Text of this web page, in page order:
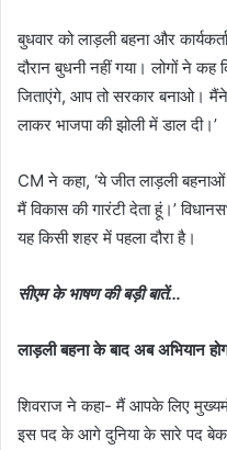
बुधवार को लाड़ली बहना और
दौरान बुधनी नहीं गया। लोगों ने कह
जिताएंगे, आप तो सरकार बनाओ।
लाकर भाजपा की झोली में डाल दी।’
CM ने कहा, ‘ये जीत लाड़ली बहनाओं
मैं विकास की गारंटी देता हूं।’
यह किसी शहर में पहला दौरा है।
सीएम के भाषण की बड़ी बातें…
लाड़ली बहना के बाद अब अभियान
शिवराज ने कहा- मैं आपके लिए
इस पद के आगे दुनिया के सारे पद